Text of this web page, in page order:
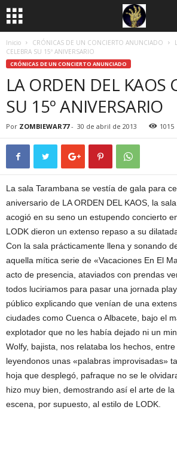
Inicio CRÓNICAS DE UN CONCIERTO ANUNCIADO
CELEBRA SU 15º ANIVERSARIO
CRÓNICAS DE UN CONCIERTO ANUNCIADO
LA ORDEN DEL KAOS
SU 15º ANIVERSARIO
Por ZOMBIEWAR77- 30 de abril de 2013 1015
La sala Tarambana se vestía de gala para
aniversario de LA ORDEN DEL KAOS, la
acogió en su seno un estupendo concierto
LODK dieron un extenso repaso a su
Con la sala prácticamente llena y sonando
aquella mítica serie de «Vacaciones En El
acto de presencia, ataviados con prendas
todos luciriamos para pasar una jornada
público explicando que venían de una
ciudades como Cuenca o Albacete, bajo el
explotador que no les había dejado ni un
Wolfy, bajista, nos relataba los hechos, entre
leyendonos unas «palabras improvisadas»
hoja que desplegó, pafraque no se le
hizo muy bien, demostrando así el arte de la
escena, por supuesto, al estilo de LODK.